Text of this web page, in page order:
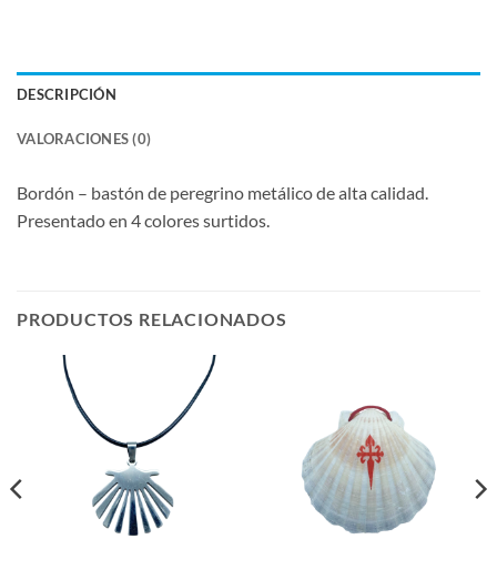
DESCRIPCIÓN
VALORACIONES (0)
Bordón – bastón de peregrino metálico de alta calidad.
Presentado en 4 colores surtidos.
PRODUCTOS RELACIONADOS